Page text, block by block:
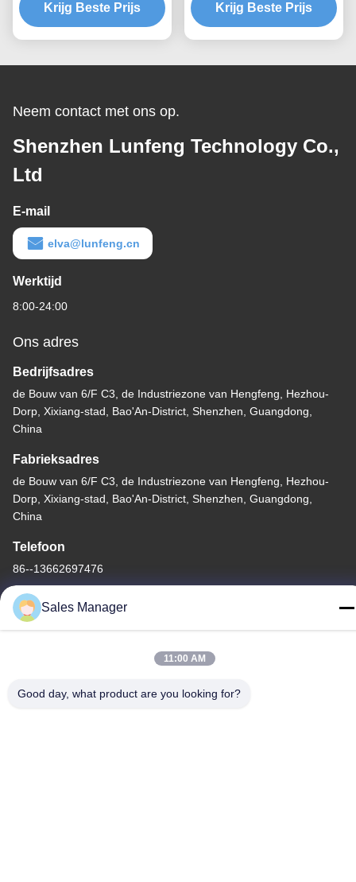
met 2.54mm Schakelaar
Krijg Beste Prijs
het Toetsenbord
Elektronische Membraan
Krijg Beste Prijs
Neem contact met ons op.
Shenzhen Lunfeng Technology Co.,
Ltd
E-mail
elva@lunfeng.cn
Werktijd
8:00-24:00
Ons adres
Bedrijfsadres
de Bouw van 6/F C3, de Industriezone van Hengfeng, Hezhou-
Dorp, Xixiang-stad, Bao'An-District, Shenzhen, Guangdong,
China
Fabrieksadres
de Bouw van 6/F C3, de Industriezone van Hengfeng, Hezhou-
Dorp, Xixiang-stad, Bao'An-District, Shenzhen, Guangdong,
China
Telefoon
86--13662697476
China Goede kwaliteit Het Membraanschakelaar van de
Technology Co., Ltd Alle rechten voorbehouden.
Sales Manager
11:00 AM
Good day, what product are you looking for?